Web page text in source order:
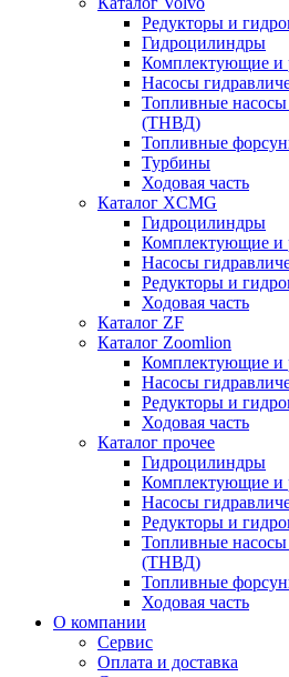
Редукторы и
Гидроцилиндры
Комплектующие и
Насосы
Топливные насосы
(ТНВД)
Топливные
Турбины
Ходовая часть
Каталог XCMG
Гидроцилиндры
Комплектующие и
Насосы
Редукторы и
Ходовая часть
Каталог ZF
Каталог Zoomlion
Комплектующие и
Насосы
Редукторы и
Ходовая часть
Каталог прочее
Гидроцилиндры
Комплектующие и
Насосы
Редукторы и
Топливные насосы
(ТНВД)
Топливные
Ходовая часть
О компании
Сервис
Оплата и доставка